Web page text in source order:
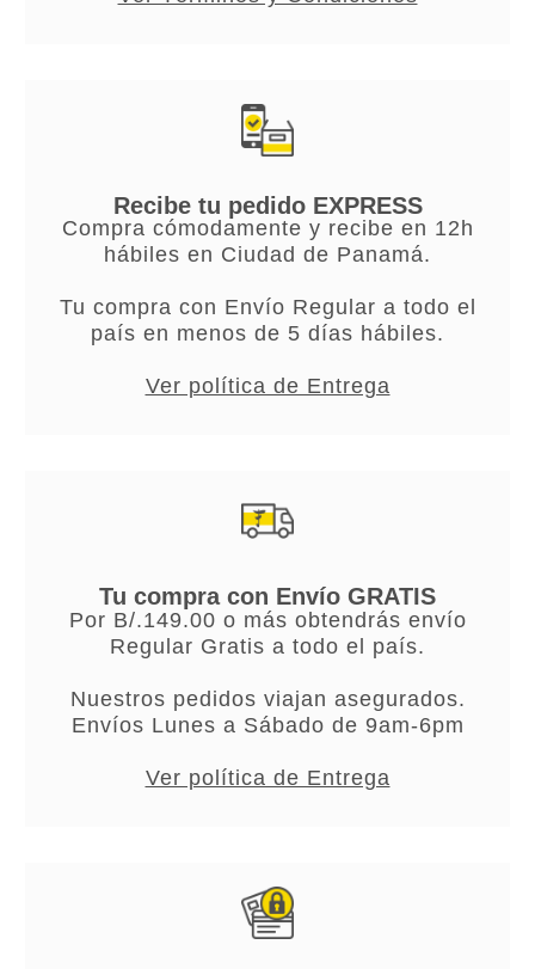
Recibe tu pedido EXPRESS
Compra cómodamente y recibe en 12h
hábiles en Ciudad de Panamá.
Tu compra con Envío Regular a todo el
país en menos de 5 días hábiles.
Ver política de Entrega
Tu compra con Envío GRATIS
Por B/.149.00 o más obtendrás envío
Regular Gratis a todo el país.
Nuestros pedidos viajan asegurados.
Envíos Lunes a Sábado de 9am-6pm
Ver política de Entrega